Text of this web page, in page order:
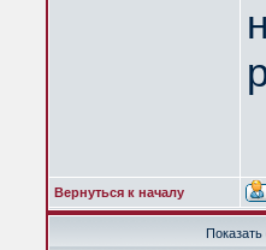
Вернуться к началу